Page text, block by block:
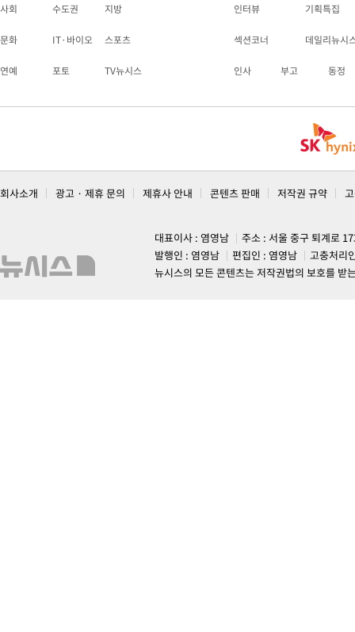
사회 수도권 지방
문화 IT·바이오 스포츠
연예 포토 TV뉴시스
인터뷰 기획특집
섹션코너 데일리뉴시
인사 부고 동정
회사소개 광고 · 제휴 문의 제휴사 안내 콘텐츠 판매 저작권 규약
대표이사 : 염영남
주소 : 서울 중구 퇴계로
발행인 : 염영남
편집인 : 염영남
고충처리
뉴시스의 모든 콘텐츠는 저작권법의 보호를